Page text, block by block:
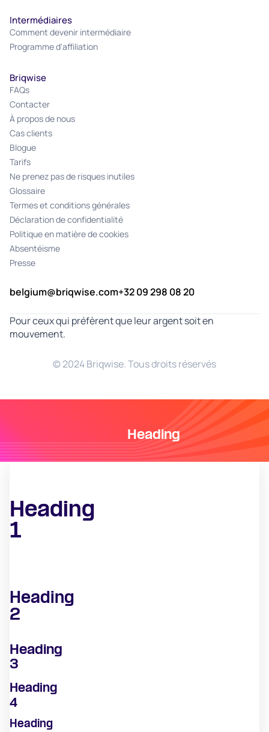
Intermédiaires
Comment devenir intermédiaire
Programme d'affiliation
Briqwise
FAQs
Contacter
À propos de nous
Cas clients
Blogue
Tarifs
Ne prenez pas de risques inutiles
Glossaire
Termes et conditions générales
Déclaration de confidentialité
Politique en matière de cookies
Absentéisme
Presse
belgium@briqwise.com+32 09 298 08 20
Pour ceux qui préfèrent que leur argent soit en
mouvement.
© 2024 Briqwise. Tous droits réservés
Heading
Heading
1
Heading
2
Heading
3
Heading
4
Heading